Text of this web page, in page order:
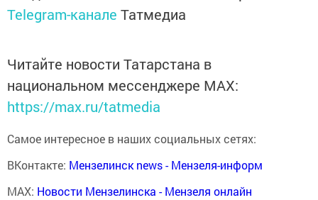
Telegram-канале Татмедиа
Читайте новости Татарстана в
национальном мессенджере MАХ:
https://max.ru/tatmedia
Самое интересное в наших социальных сетях:
ВКонтакте: Мензелинск news - Мензеля-информ
MAX: Новости Мензелинска - Мензеля онлайн